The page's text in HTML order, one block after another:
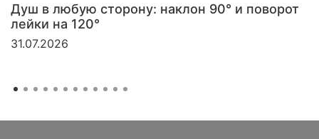
Душ в любую сторону: наклон 90° и поворот
лейки на 120°
31.07.2026